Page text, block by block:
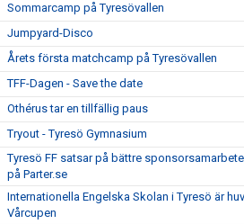
Sommarcamp på Tyresövallen
Jumpyard-Disco
Årets första matchcamp på Tyresövallen
TFF-Dagen - Save the date
Othérus tar en tillfällig paus
Tryout - Tyresö Gymnasium
Tyresö FF satsar på bättre
på Parter.se
Internationella Engelska Skolan i Tyresö är
Vårcupen